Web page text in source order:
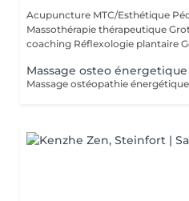
Acupuncture MTC/Esthétique
Massothérapie thérapeutique
coaching Réflexologie plantaire
Massage osteo énergetique